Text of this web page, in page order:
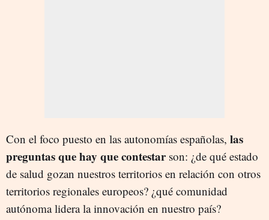
Con el foco puesto en las autonomías españolas, las
preguntas que hay que contestarson: ¿de qué estado
de salud gozan nuestros territorios en relación con otros
territorios regionales europeos? ¿qué comunidad
autónoma lidera la innovación en nuestro país?